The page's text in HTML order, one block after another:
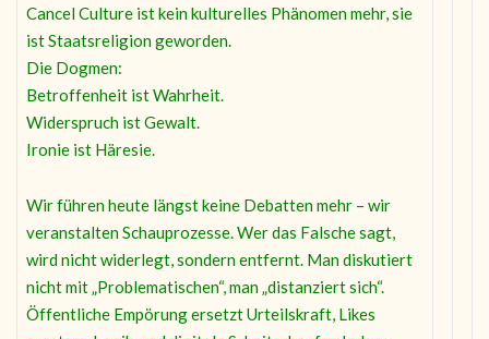
Cancel Culture ist kein kulturelles Phänomen mehr, sie
ist Staatsreligion geworden.
Die Dogmen:
Betroffenheit ist Wahrheit.
Widerspruch ist Gewalt.
Ironie ist Häresie.
Wir führen heute längst keine Debatten mehr – wir
veranstalten Schauprozesse. Wer das Falsche sagt,
wird nicht widerlegt, sondern entfernt. Man diskutiert
nicht mit „Problematischen“, man „distanziert sich“.
Öffentliche Empörung ersetzt Urteilskraft, Likes